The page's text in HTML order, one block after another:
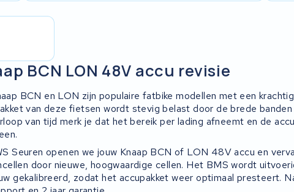
BCN LON 48V accu revisie
BCN en LON zijn populaire fatbike modellen met een
van deze fietsen wordt stevig belast door de brede
van tijd merk je dat het bereik per lading afneemt en de
Seuren openen we jouw Knaap BCN of LON 48V accu en
door nieuwe, hoogwaardige cellen. Het BMS wordt
gekalibreerd, zodat het accupakket weer optimaal presteert.